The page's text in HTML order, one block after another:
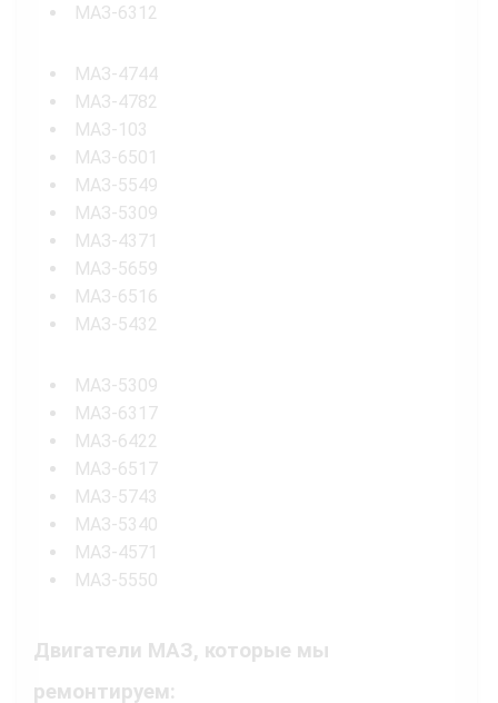
МАЗ-6312
МАЗ-4744
МАЗ-4782
МАЗ-103
МАЗ-6501
МАЗ-5549
МАЗ-5309
МАЗ-4371
МАЗ-5659
МАЗ-6516
МАЗ-5432
МАЗ-5309
МАЗ-6317
МАЗ-6422
МАЗ-6517
МАЗ-5743
МАЗ-5340
МАЗ-4571
МАЗ-5550
Двигатели МАЗ, которые мы
ремонтируем: